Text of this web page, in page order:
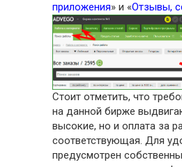
приложения» и «Отзывы,
Стоит отметить, что
на данной бирже
высокие, но и оплата за
соответствующая. Для
предусмотрен